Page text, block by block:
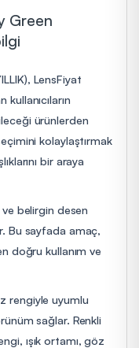
Green
LensFiyat
ürünlerden
kolaylaştırmak
bir araya
belirgin desen
Bu sayfada amaç,
doğru kullanım ve
rengiyle uyumlu
sağlar. Renkli
ışık ortamı, göz